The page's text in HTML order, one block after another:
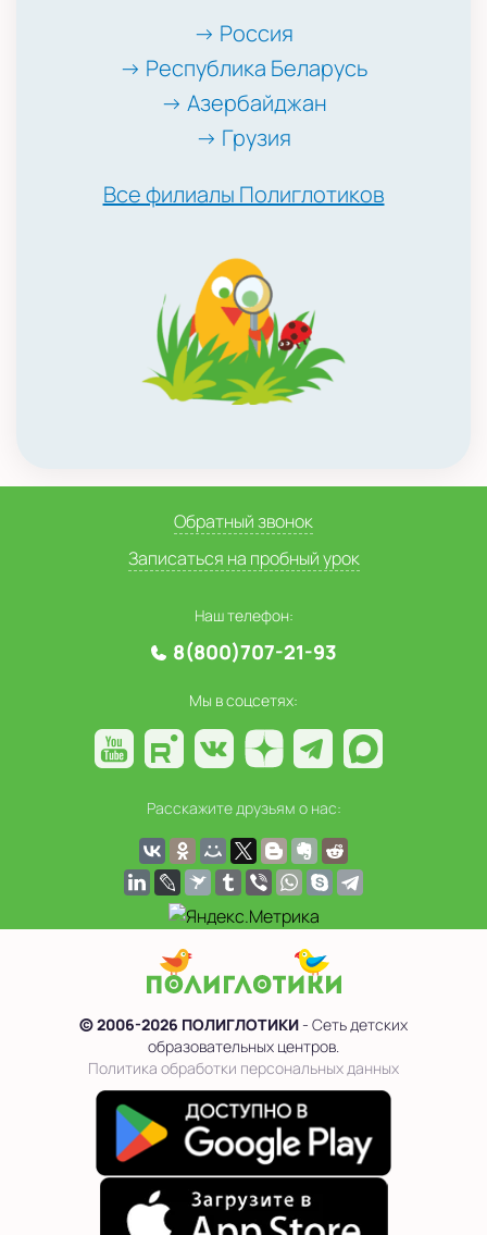
→ Россия
→ Республика Беларусь
→ Азербайджан
→ Грузия
Все филиалы Полиглотиков
Обратный звонок
Записаться на пробный урок
Наш телефон:
8(800)707-21-93
Мы в соцсетях:
Расскажите друзьям о нас:
© 2006-2026 ПОЛИГЛОТИКИ- Сеть детских
образовательных центров.
Политика обработки персональных данных